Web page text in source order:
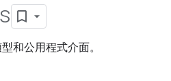
和公用程式介面。